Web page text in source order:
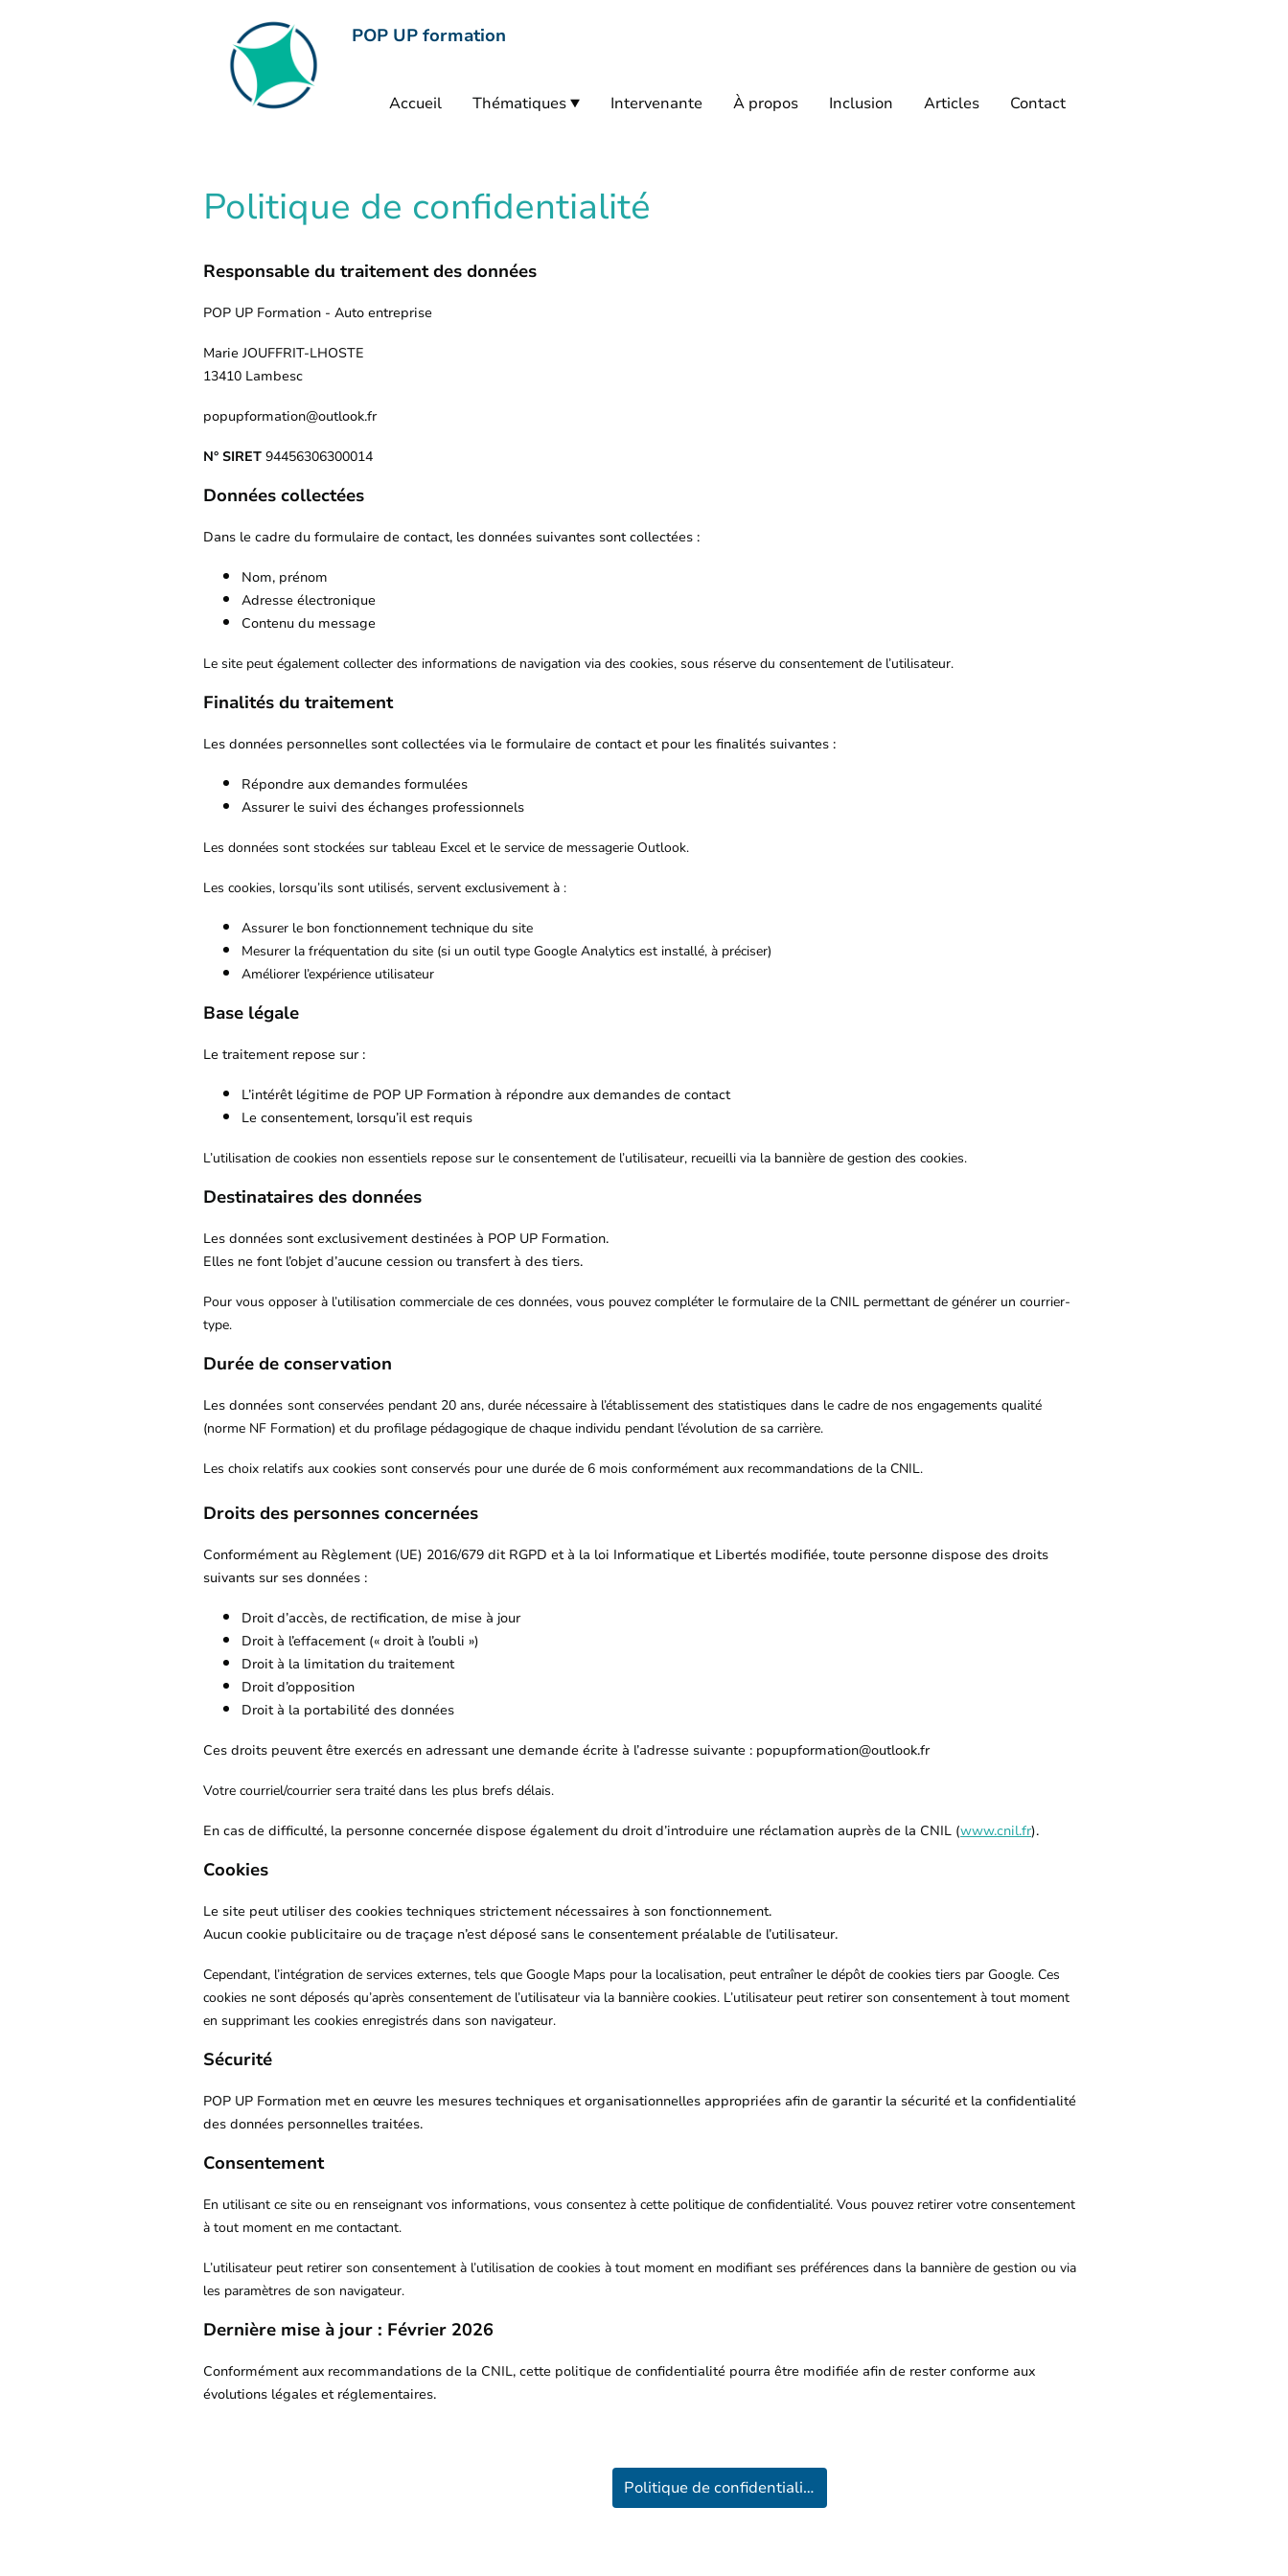
POP UP formation
Accueil Thématiques Intervenante À propos Inclusion Articles Contact
Politique de confidentialité
Responsable du traitement des données
POP UP Formation - Auto entreprise
Marie JOUFFRIT-LHOSTE
13410 Lambesc
popupformation@outlook.fr
N° SIRET 94456306300014
Données collectées
Dans le cadre du formulaire de contact, les données suivantes sont collectées :
Nom, prénom
Adresse électronique
Contenu du message
Le site peut également collecter des informations de navigation via des cookies, sous réserve du consentement de l’utilisateur.
Finalités du traitement
Les données personnelles sont collectées via le formulaire de contact et pour les finalités suivantes :
Répondre aux demandes formulées
Assurer le suivi des échanges professionnels
Les données sont stockées sur tableau Excel et le service de messagerie Outlook.
Les cookies, lorsqu’ils sont utilisés, servent exclusivement à :
Assurer le bon fonctionnement technique du site
Mesurer la fréquentation du site (si un outil type Google Analytics est installé, à préciser)
Améliorer l’expérience utilisateur
Base légale
Le traitement repose sur :
L’intérêt légitime de POP UP Formation à répondre aux demandes de contact
Le consentement, lorsqu’il est requis
L’utilisation de cookies non essentiels repose sur le consentement de l’utilisateur, recueilli via la bannière de gestion des cookies.
Destinataires des données
Les données sont exclusivement destinées à POP UP Formation.
Elles ne font l’objet d’aucune cession ou transfert à des tiers.
Pour vous opposer à l’utilisation commerciale de ces données, vous pouvez compléter le formulaire de la CNIL permettant de générer un courrier-
type.
Durée de conservation
Les données sont conservées pendant 20 ans, durée nécessaire à l’établissement des statistiques dans le cadre de nos engagements qualité
(norme NF Formation) et du profilage pédagogique de chaque individu pendant l’évolution de sa carrière.
Les choix relatifs aux cookies sont conservés pour une durée de 6 mois conformément aux recommandations de la CNIL.
Droits des personnes concernées
Conformément au Règlement (UE) 2016/679 dit RGPD et à la loi Informatique et Libertés modifiée, toute personne dispose des droits
suivants sur ses données :
Droit d’accès, de rectification, de mise à jour
Droit à l’effacement (« droit à l’oubli »)
Droit à la limitation du traitement
Droit d’opposition
Droit à la portabilité des données
Ces droits peuvent être exercés en adressant une demande écrite à l’adresse suivante : popupformation@outlook.fr
Votre courriel/courrier sera traité dans les plus brefs délais.
En cas de difficulté, la personne concernée dispose également du droit d’introduire une réclamation auprès de la CNIL (www.cnil.fr).
Cookies
Le site peut utiliser des cookies techniques strictement nécessaires à son fonctionnement.
Aucun cookie publicitaire ou de traçage n’est déposé sans le consentement préalable de l’utilisateur.
Cependant, l’intégration de services externes, tels que Google Maps pour la localisation, peut entraîner le dépôt de cookies tiers par Google. Ces
cookies ne sont déposés qu’après consentement de l’utilisateur via la bannière cookies. L’utilisateur peut retirer son consentement à tout moment
en supprimant les cookies enregistrés dans son navigateur.
Sécurité
POP UP Formation met en œuvre les mesures techniques et organisationnelles appropriées afin de garantir la sécurité et la confidentialité
des données personnelles traitées.
Consentement
En utilisant ce site ou en renseignant vos informations, vous consentez à cette politique de confidentialité. Vous pouvez retirer votre consentement
à tout moment en me contactant.
L’utilisateur peut retirer son consentement à l’utilisation de cookies à tout moment en modifiant ses préférences dans la bannière de gestion ou via
les paramètres de son navigateur.
Dernière mise à jour : Février 2026
Conformément aux recommandations de la CNIL, cette politique de confidentialité pourra être modifiée afin de rester conforme aux
évolutions légales et réglementaires.
Politique de confidentialité